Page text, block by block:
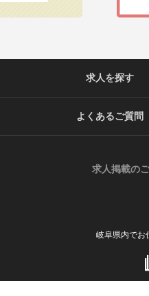
岐阜県内でお
求人を探す
よくあるご質問
求人掲載の